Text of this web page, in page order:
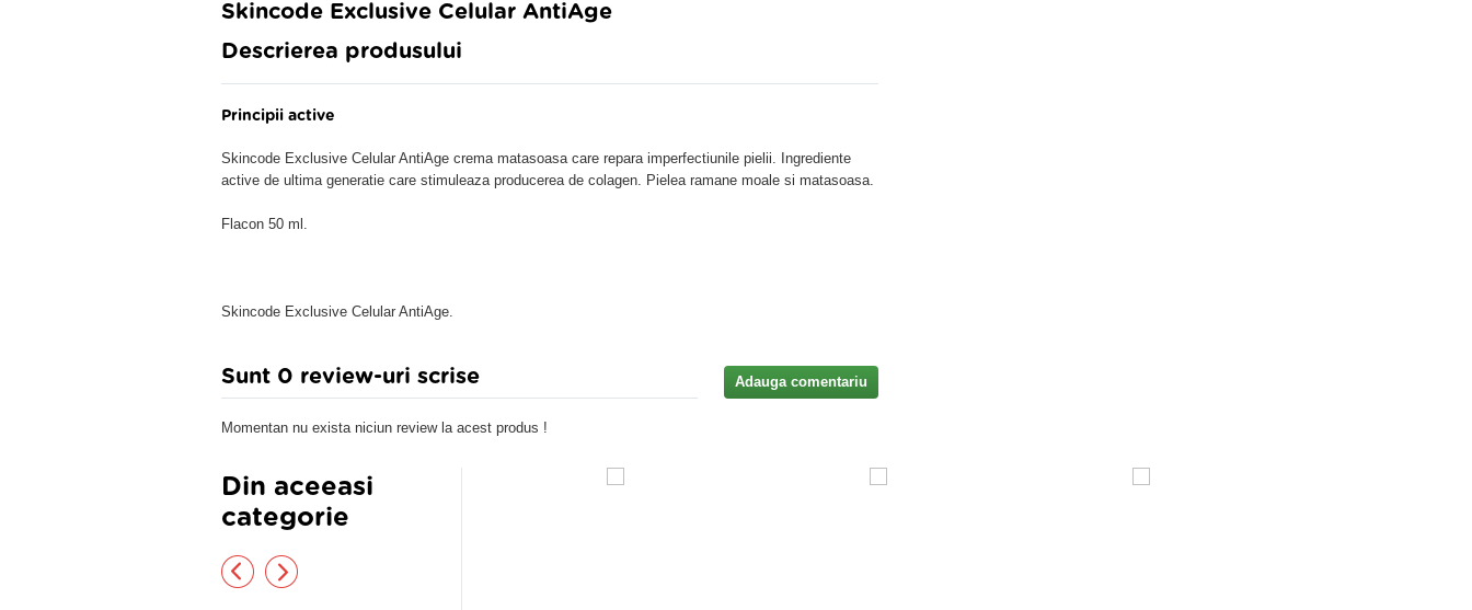
Skincode Exclusive Celular AntiAge
Descrierea produsului
Principii active
Skincode Exclusive Celular AntiAge crema matasoasa care repara imperfectiunile pielii. Ingrediente
active de ultima generatie care stimuleaza producerea de colagen. Pielea ramane moale si matasoasa.
Flacon 50 ml.
Skincode Exclusive Celular AntiAge.
Sunt 0 review-uri scrise Adauga comentariu
Momentan nu exista niciun review la acest produs !
Din aceeasi
categorie